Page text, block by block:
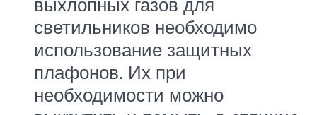
светильников необходимо
использование защитных
плафонов. Их при
необходимости можно